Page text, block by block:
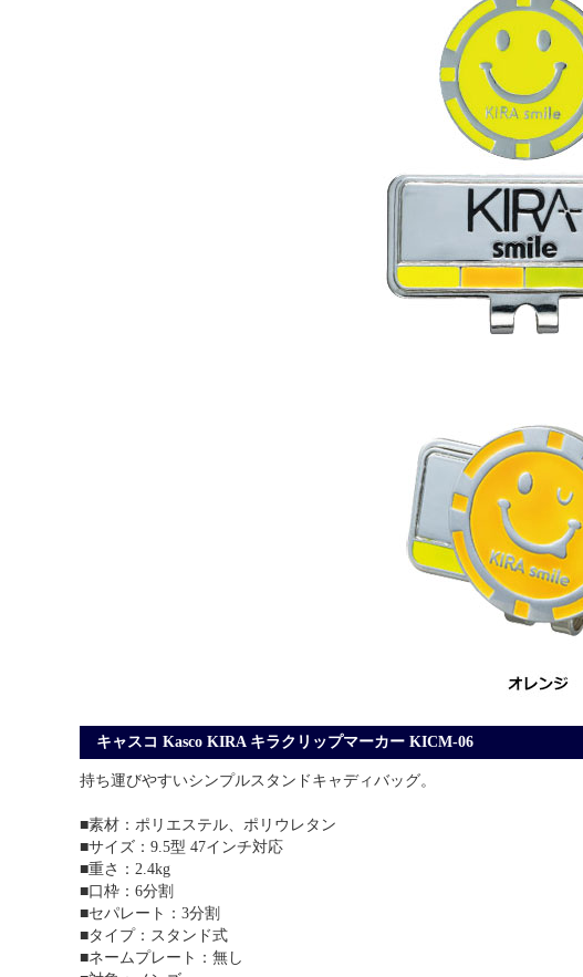
キャスコ Kasco KIRA キラクリップマーカー KICM-06
持ち運びやすいシンプルスタンドキャディバッグ。
■素材：ポリエステル、ポリウレタン
■サイズ：9.5型 47インチ対応
■重さ：2.4kg
■口枠：6分割
■セパレート：3分割
■タイプ：スタンド式
■ネームプレート：無し